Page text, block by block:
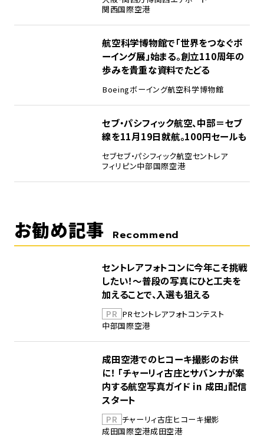
関西国際空港
航空科学博物館で「世界をつなぐボ
ーイング展」始まる。創立110周年の
歩みを貴重な資料でたどる
Boeingボーイング航空科学博物館
セブ・パシフィック航空、中部＝セブ
線を11月19日就航。100円セールも
セブセブ・パシフィック航空セントレア
フィリピン中部国際空港
お勧め記事 Recommend
セントレアフォトコンに今年こそ挑戦
したい！～普段の写真にひと工夫を
加えることで、入選も狙える
PR PRセントレアフォトコンテスト
中部国際空港
成田空港でのヒコーキ撮影のお供
に！ 「チャーリィ古庄とサバンナが案
内する航空写真ガイド in 成田」配信
スタート
PR チャーリィ古庄ヒコーキ撮影
成田国際空港成田空港